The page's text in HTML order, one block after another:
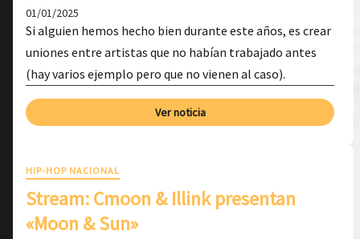
01/01/2025
Si alguien hemos hecho bien durante este años, es crear
uniones entre artistas que no habían trabajado antes
(hay varios ejemplo pero que no vienen al caso).
Ver noticia
HIP-HOP NACIONAL
Stream: Cmoon & Illink presentan
«Moon & Sun»